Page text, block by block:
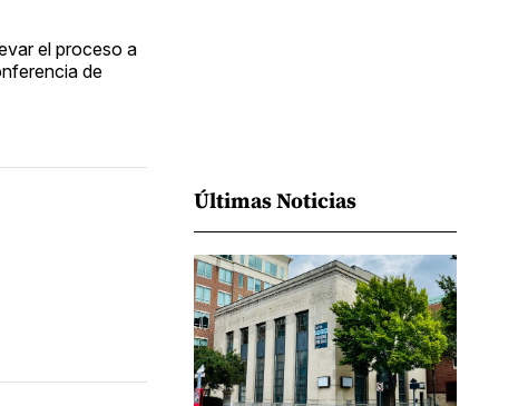
el proceso a
de
Últimas Noticias